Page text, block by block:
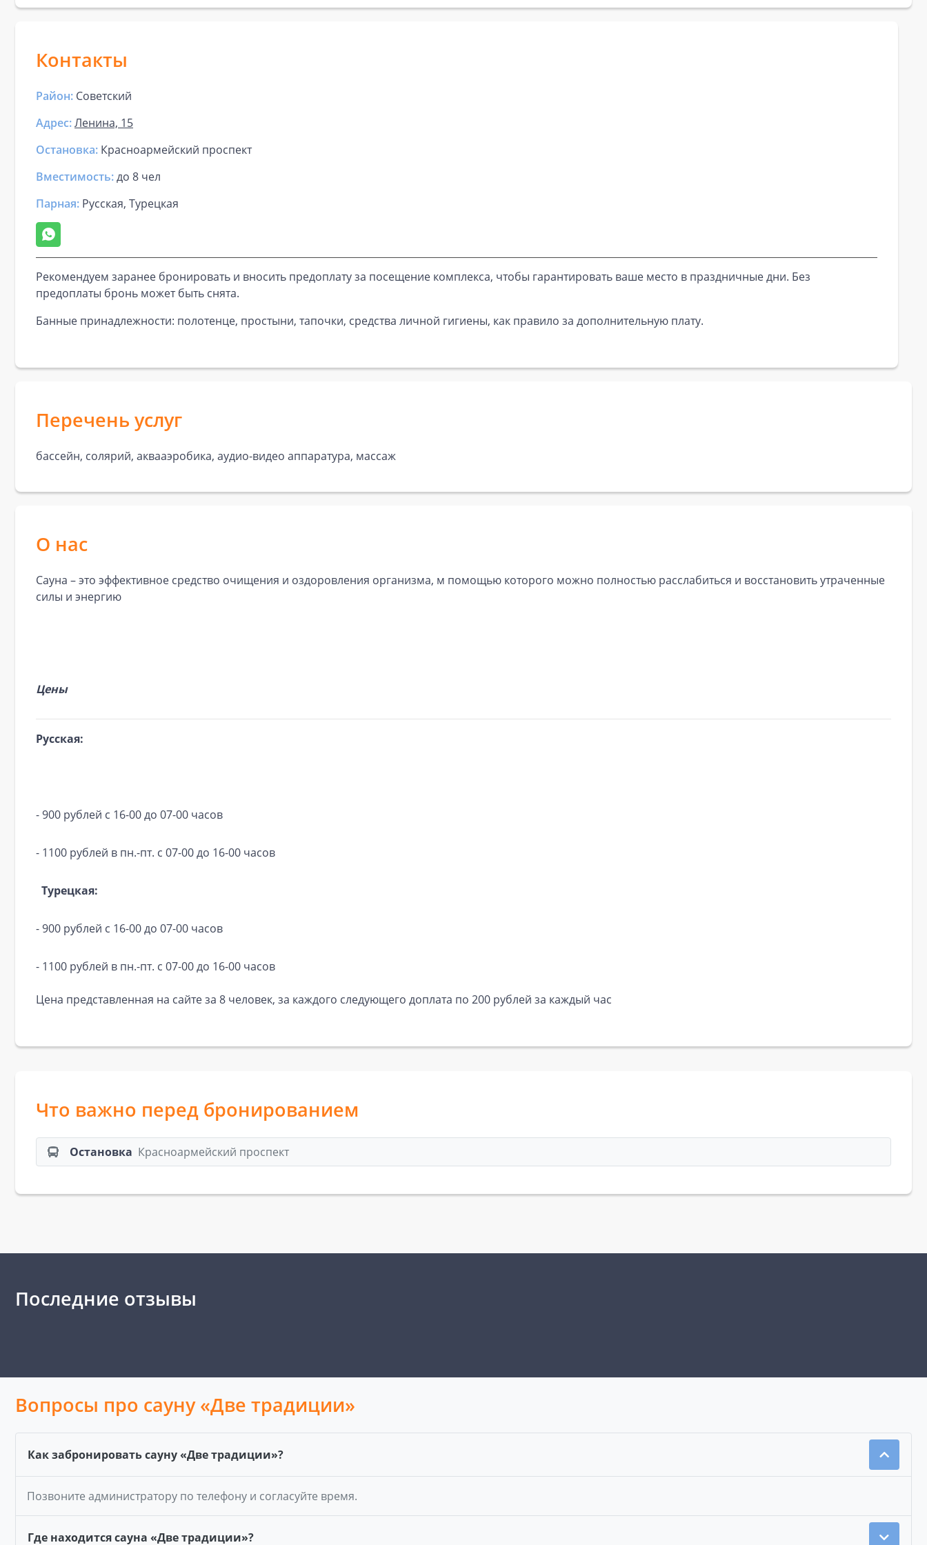
Контакты
Район: Советский
Адрес:Ленина, 15
Остановка: Красноармейский проспект
Вместимость:до 8 чел
Парная: Русская, Турецкая
Рекомендуем заранее бронировать и вносить предоплату за посещение комплекса, чтобы гарантировать ваше место в праздничные дни. Без
предоплаты бронь может быть снята.
Банные принадлежности: полотенце, простыни, тапочки, средства личной гигиены, как правило за дополнительную плату.
Перечень услуг
бассейн, солярий, аквааэробика, аудио-видео аппаратура, массаж
О нас
Сауна – это эффективное средство очищения и оздоровления организма, м помощью которого можно полностью расслабиться и восстановить утраченные
силы и энергию
Цены
Русская:
- 900 рублей с 16-00 до 07-00 часов
- 1100 рублей в пн.-пт. с 07-00 до 16-00 часов
Турецкая:
- 900 рублей с 16-00 до 07-00 часов
- 1100 рублей в пн.-пт. с 07-00 до 16-00 часов
Цена представленная на сайте за 8 человек, за каждого следующего доплата по 200 рублей за каждый час
Что важно перед бронированием
Остановка Красноармейский проспект
Последние отзывы
Вопросы про сауну «Две традиции»
Как забронировать сауну «Две традиции»?
Позвоните администратору по телефону и согласуйте время.
Где находится сауна «Две традиции»?